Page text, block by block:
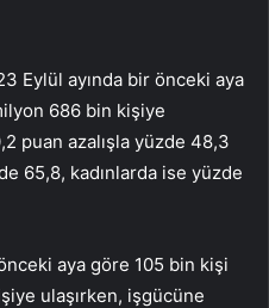
Eylül ayında bir önceki aya
686 bin kişiye
puan azalışla yüzde 48,3
65,8, kadınlarda ise yüzde
aya göre 105 bin kişi
ulaşırken, işgücüne